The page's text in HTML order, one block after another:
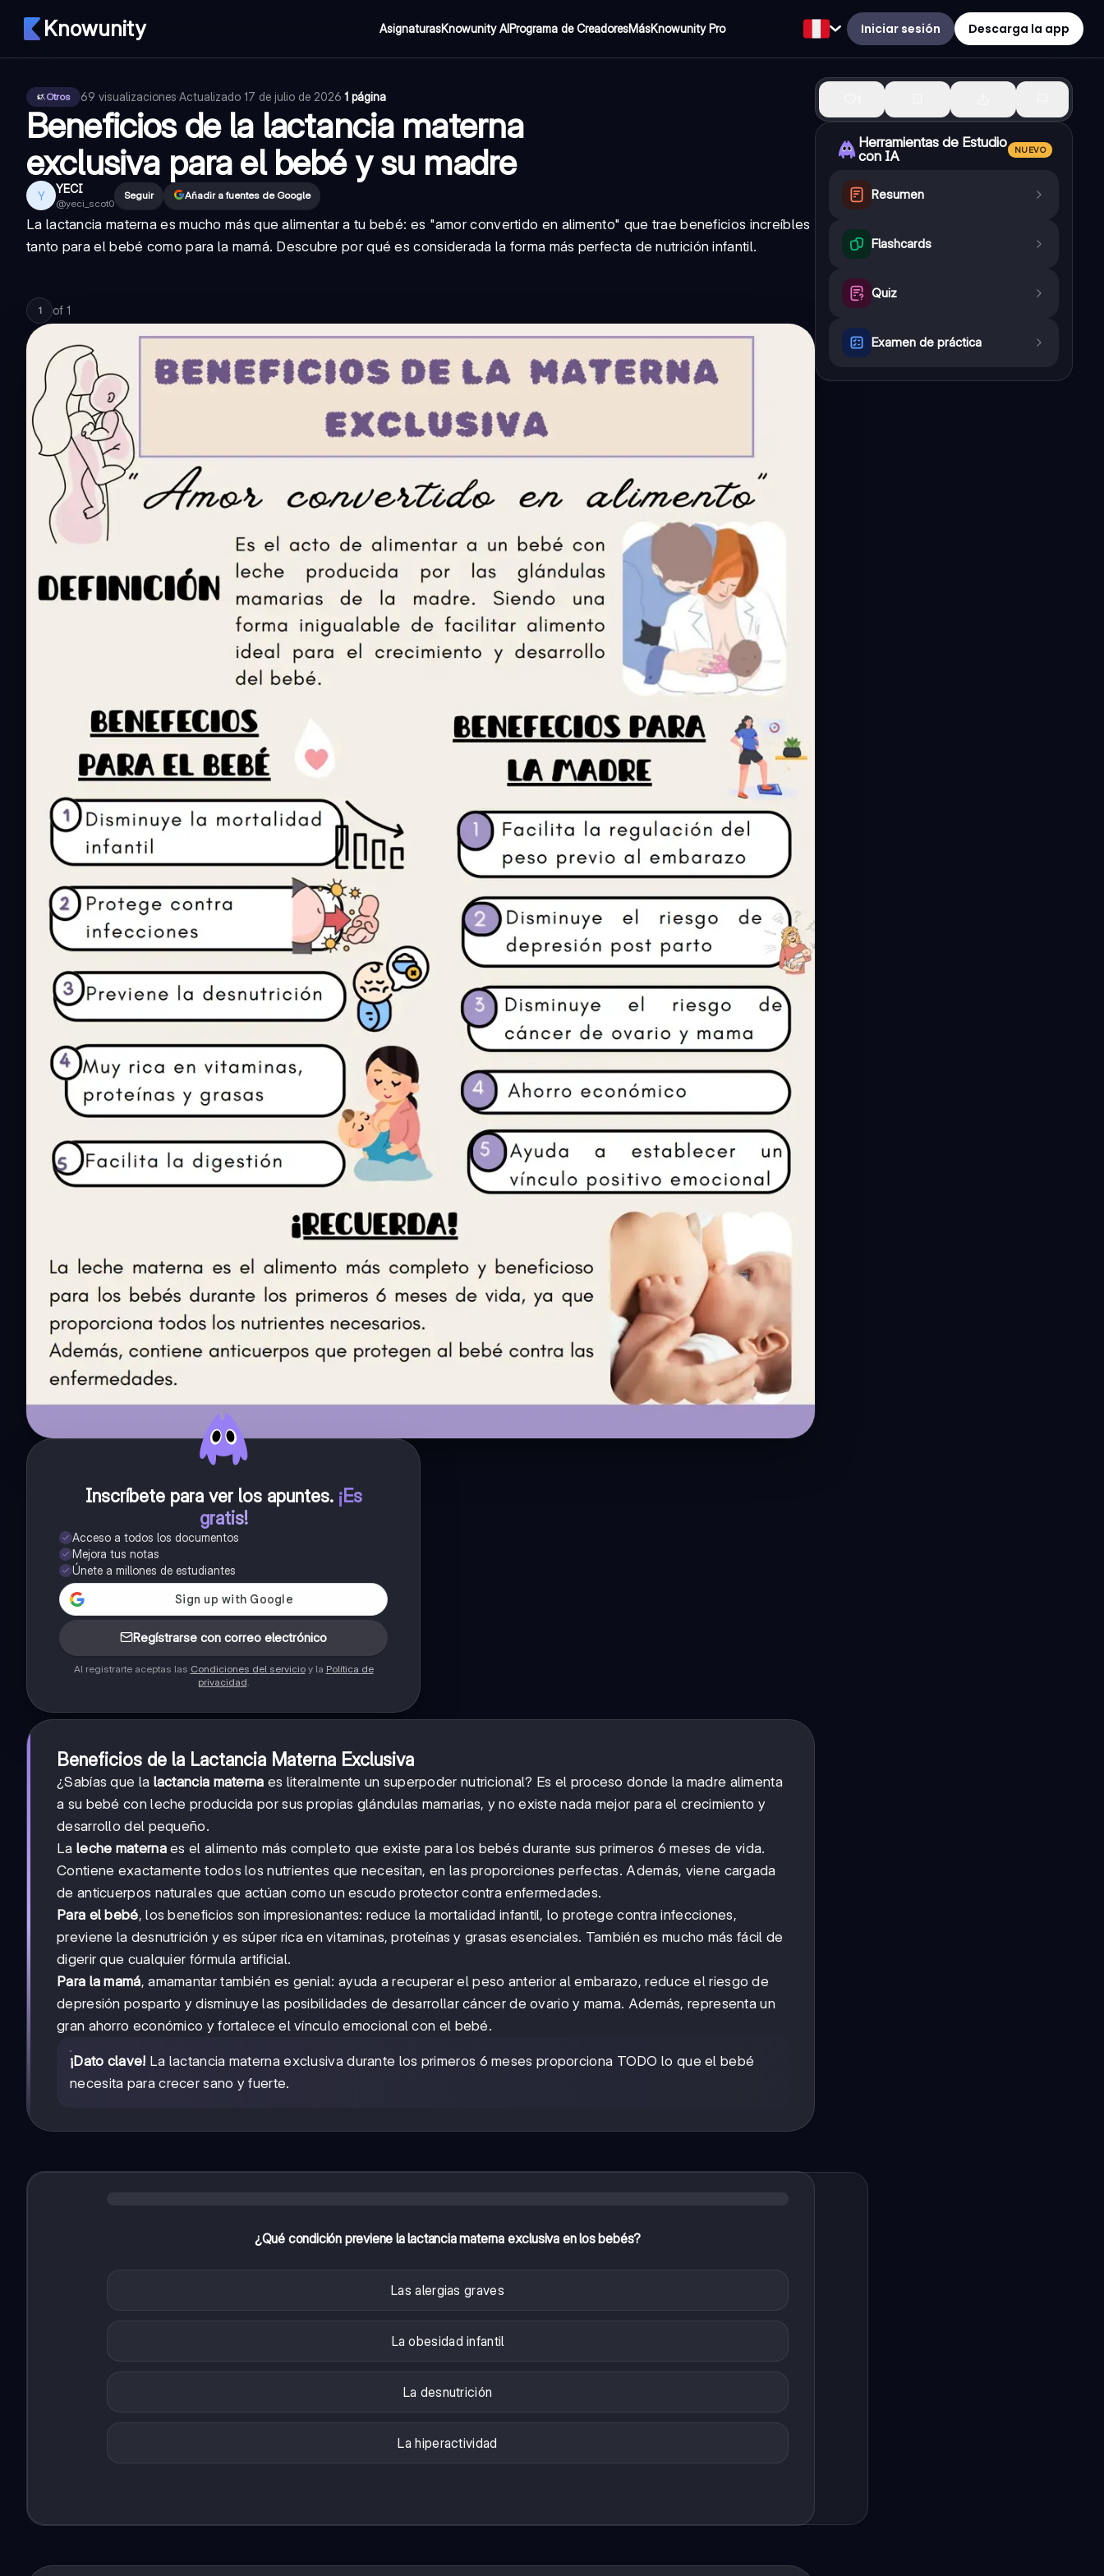
Knowunity AsignaturasKnowunity AIPrograma de CreadoresMásKnowunity Pro Iniciar sesión Descarga la app
Otros 69 visualizaciones·Actualizado 17 de julio de 2026·1 página
Beneficios de la lactancia materna
exclusiva para el bebé y su madre
Y YECI
@yeci_scot0
Seguir Añadir a fuentes de Google
La lactancia materna es mucho más que alimentar a tu bebé: es "amor convertido en alimento" que trae beneficios increíbles
tanto para el bebé como para la mamá. Descubre por qué es considerada la forma más perfecta de nutrición infantil.
1 of 1
Inscríbete para ver los apuntes. ¡Es
gratis!
Acceso a todos los documentos
Mejora tus notas
Únete a millones de estudiantes
Regístrarse con correo electrónico
Al registrarte aceptas las Condiciones del servicioy la Política de
privacidad.
Beneficios de la Lactancia Materna Exclusiva
¿Sabías que la lactancia materna es literalmente un superpoder nutricional? Es el proceso donde la madre alimenta
a su bebé con leche producida por sus propias glándulas mamarias, y no existe nada mejor para el crecimiento y
desarrollo del pequeño.
La leche maternaes el alimento más completo que existe para los bebés durante sus primeros 6 meses de vida.
Contiene exactamente todos los nutrientes que necesitan, en las proporciones perfectas. Además, viene cargada
de anticuerpos naturales que actúan como un escudo protector contra enfermedades.
Para el bebé, los beneficios son impresionantes: reduce la mortalidad infantil, lo protege contra infecciones,
previene la desnutrición y es súper rica en vitaminas, proteínas y grasas esenciales. También es mucho más fácil de
digerir que cualquier fórmula artificial.
Para la mamá, amamantar también es genial: ayuda a recuperar el peso anterior al embarazo, reduce el riesgo de
depresión posparto y disminuye las posibilidades de desarrollar cáncer de ovario y mama. Además, representa un
gran ahorro económico y fortalece el vínculo emocional con el bebé.
¡Dato clave! La lactancia materna exclusiva durante los primeros 6 meses proporciona TODO lo que el bebé
necesita para crecer sano y fuerte.
¿Qué condición previene la lactancia materna exclusiva en los bebés?
Las alergias graves
La obesidad infantil
La desnutrición
La hiperactividad
Herramientas de Estudio
con IA
NUEVO
Resumen
Flashcards
Quiz
Examen de práctica